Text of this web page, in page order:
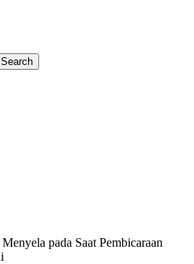
pada Saat Pembicaraan